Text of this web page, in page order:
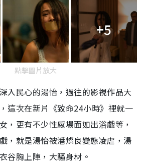
+5
點擊圖片放大
入民心的湯怡，過往的影視作品大
這次在新片《致命24小時》裡就一
，更有不少性感場面如出浴戲等，
，就是湯怡被潘燦良變態凌虐，湯
谷胸上陣，大騷身材。